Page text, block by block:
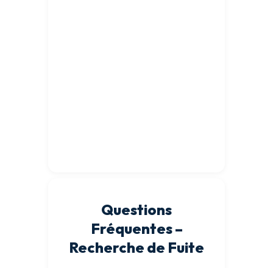
Questions
Fréquentes –
Recherche de Fuite